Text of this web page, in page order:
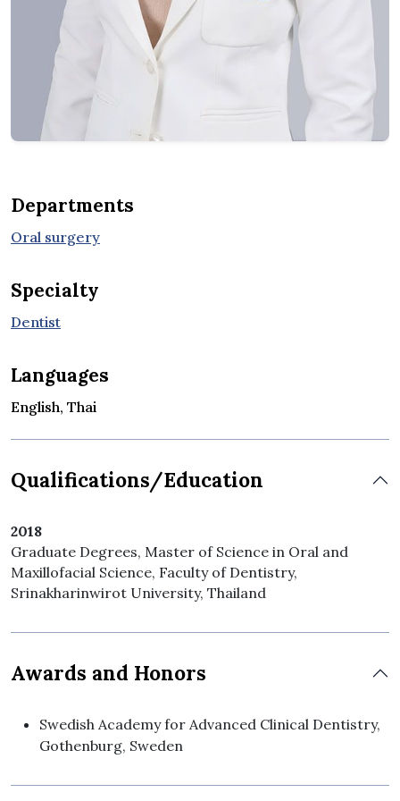
Departments
Oral surgery
Specialty
Dentist
Languages
English, Thai
Qualifications/Education
2018
Graduate Degrees, Master of Science in Oral and
Maxillofacial Science, Faculty of Dentistry,
Srinakharinwirot University, Thailand
Awards and Honors
Swedish Academy for Advanced Clinical Dentistry,
Gothenburg, Sweden